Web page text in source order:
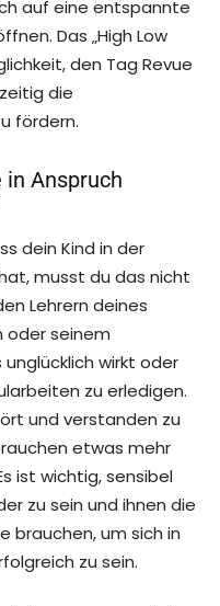
auf eine entspannte
Das „High Low
den Tag Revue
die
fördern.
Anspruch
dein Kind in der
musst du das nicht
Lehrern deines
oder seinem
wirkt oder
zu erledigen.
und verstanden zu
etwas mehr
ist wichtig, sensibel
zu sein und ihnen die
brauchen, um sich in
zu sein.